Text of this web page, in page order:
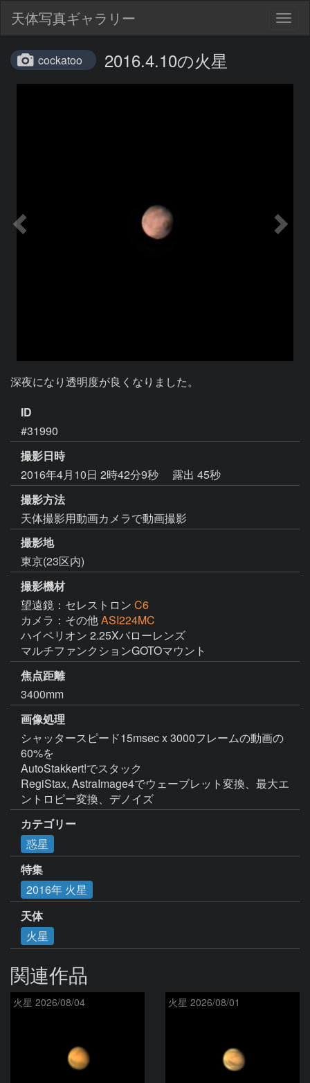
天体写真ギャラリー
cockatoo 2016.4.10の火星
深夜になり透明度が良くなりました。
ID
#31990
撮影日時
2016年4月10日 2時42分9秒
露出 45秒
撮影方法
天体撮影用動画カメラで動画撮影
撮影地
東京(23区内)
撮影機材
望遠鏡：セレストロン C6
カメラ：その他ASI224MC
ハイペリオン 2.25Xバローレンズ
マルチファンクションGOTOマウント
焦点距離
3400mm
画像処理
シャッタースピード15msec x 3000フレームの動画の
60%を
AutoStakkert!でスタック
RegiStax, AstraImage4でウェーブレット変換、最大エ
ントロピー変換、デノイズ
カテゴリー
惑星
特集
2016年 火星
天体
火星
関連作品
火星 2026/08/04 火星 2026/08/01